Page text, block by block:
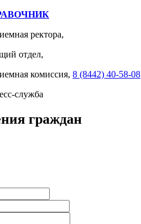
ректора,
отдел,
комиссия, 8 (8442) 40-58-08
служба
граждан